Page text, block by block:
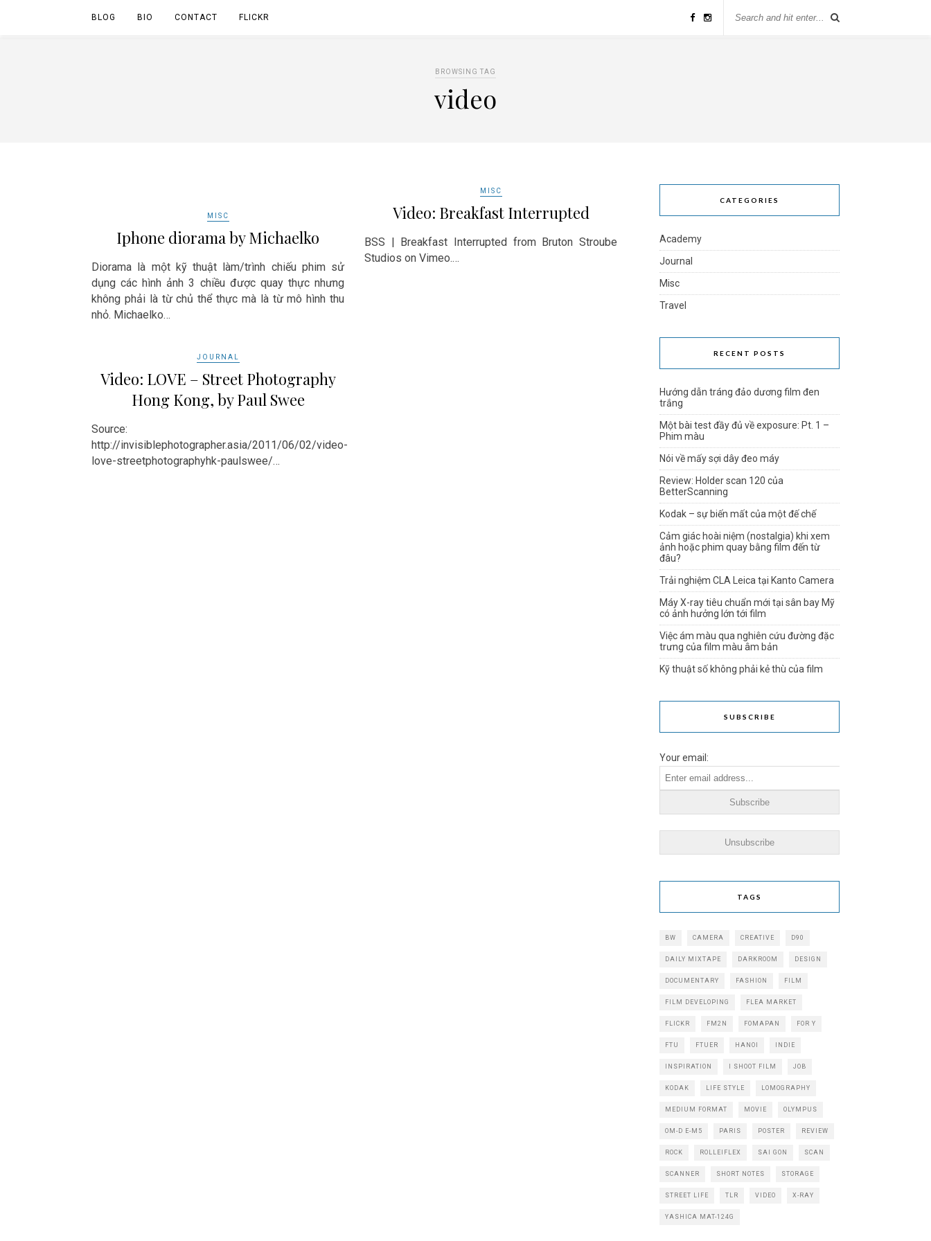
BLOG BIO CONTACT FLICKR
BROWSING TAG
video
MISC
Iphone diorama by Michaelko
Diorama là một kỹ thuật làm/trình chiếu phim sử
dụng các hình ảnh 3 chiều được quay thực nhưng
không phải là từ chủ thể thực mà là từ mô hình thu
nhỏ. Michaelko…
MISC
Video: Breakfast Interrupted
BSS | Breakfast Interrupted from Bruton Stroube
Studios on Vimeo.…
JOURNAL
Video: LOVE – Street Photography
Hong Kong, by Paul Swee
Source:
http://invisiblephotographer.asia/2011/06/02/video-
love-streetphotographyhk-paulswee/…
CATEGORIES
Academy
Journal
Misc
Travel
RECENT POSTS
Hướng dẫn tráng đảo dương film đen
trắng
Một bài test đầy đủ về exposure: Pt. 1 –
Phim màu
Nói về mấy sợi dây đeo máy
Review: Holder scan 120 của
BetterScanning
Kodak – sự biến mất của một đế chế
Cảm giác hoài niệm (nostalgia) khi xem
ảnh hoặc phim quay bằng film đến từ
đâu?
Trải nghiệm CLA Leica tại Kanto Camera
Máy X-ray tiêu chuẩn mới tại sân bay Mỹ
có ảnh hưởng lớn tới film
Việc ám màu qua nghiên cứu đường đặc
trưng của film màu âm bản
Kỹ thuật số không phải kẻ thù của film
SUBSCRIBE
Your email:
TAGS
BW CAMERA CREATIVE D90
DAILY MIXTAPE DARKROOM DESIGN
DOCUMENTARY FASHION FILM
FILM DEVELOPING FLEA MARKET
FLICKR FM2N FOMAPAN FOR Y
FTU FTUER HANOI INDIE
INSPIRATION I SHOOT FILM JOB
KODAK LIFE STYLE LOMOGRAPHY
MEDIUM FORMAT MOVIE OLYMPUS
OM-D E-M5 PARIS POSTER REVIEW
ROCK ROLLEIFLEX SAI GON SCAN
SCANNER SHORT NOTES STORAGE
STREET LIFE TLR VIDEO X-RAY
YASHICA MAT-124G